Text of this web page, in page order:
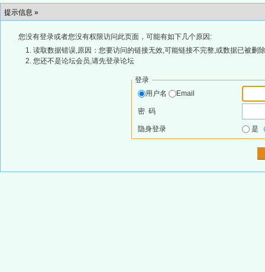
提示信息 »
您没有登录或者您没有权限访问此页面，可能有如下几个原因:
读取数据错误,原因：您要访问的链接无效,可能链接不完整,或数据已被删
您还不是论坛会员,请先登录论坛
登录
用户名
Email
密 码
隐身登录 是